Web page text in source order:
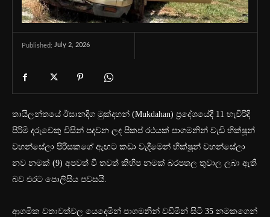
Published: July 2, 2026
තායිලන්තයේ ඊසානදිග මුක්දහන් (Mukdahan) ප්‍රදේශයේදී 11 හැවිරිදි
පිරිමි දරුවෙකු විසින් පදවන ලද පිකප් රථයක් පාගමනින් වැඩි භික්ෂූන්
වහන්සේලා පිරිසකගේ ඇඟට කඩා වැදීමෙන් භික්ෂූන් වහන්සේලා
නව නමක් (9) අපවත් වී තවත් කිහිප නමක් බරපතල තුවාල ලබා ඇති
බව එරට පොලිසිය පවසයි.
ආගමික වතාවත්වල යෙදෙමින් පාගමනින් වඩිමින් සිටි 35 නමකගෙන්